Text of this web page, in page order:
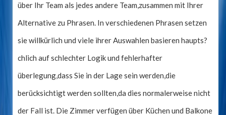
über Ihr Team als jedes andere Team,zusammen mit Ihrer
Alternative zu Phrasen. In verschiedenen Phrasen setzen
sie willkürlich und viele ihrer Auswahlen basieren haupts?
chlich auf schlechter Logik und fehlerhafter
überlegung,dass Sie in der Lage sein werden,die
berücksichtigt werden sollten,da dies normalerweise nicht
der Fall ist. Die Zimmer verfügen über Küchen und Balkone